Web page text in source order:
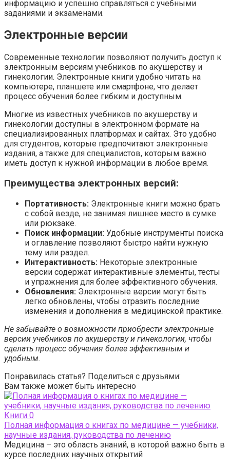
информацию и успешно справляться с учебными
заданиями и экзаменами.
Электронные версии
Современные технологии позволяют получить доступ к
электронным версиям учебников по акушерству и
гинекологии. Электронные книги удобно читать на
компьютере, планшете или смартфоне, что делает
процесс обучения более гибким и доступным.
Многие из известных учебников по акушерству и
гинекологии доступны в электронном формате на
специализированных платформах и сайтах. Это удобно
для студентов, которые предпочитают электронные
издания, а также для специалистов, которым важно
иметь доступ к нужной информации в любое время.
Преимущества электронных версий:
Портативность: Электронные книги можно брать
с собой везде, не занимая лишнее место в сумке
или рюкзаке.
Поиск информации: Удобные инструменты поиска
и оглавление позволяют быстро найти нужную
тему или раздел.
Интерактивность: Некоторые электронные
версии содержат интерактивные элементы, тесты
и упражнения для более эффективного обучения.
Обновления: Электронные версии могут быть
легко обновлены, чтобы отразить последние
изменения и дополнения в медицинской практике.
Не забывайте о возможности приобрести электронные
версии учебников по акушерству и гинекологии, чтобы
сделать процесс обучения более эффективным и
удобным.
Понравилась статья? Поделиться с друзьями:
Вам также может быть интересно
Книги 0
Полная информация о книгах по медицине — учебники,
научные издания, руководства по лечению
Медицина – это область знаний, в которой важно быть в
курсе последних научных открытий